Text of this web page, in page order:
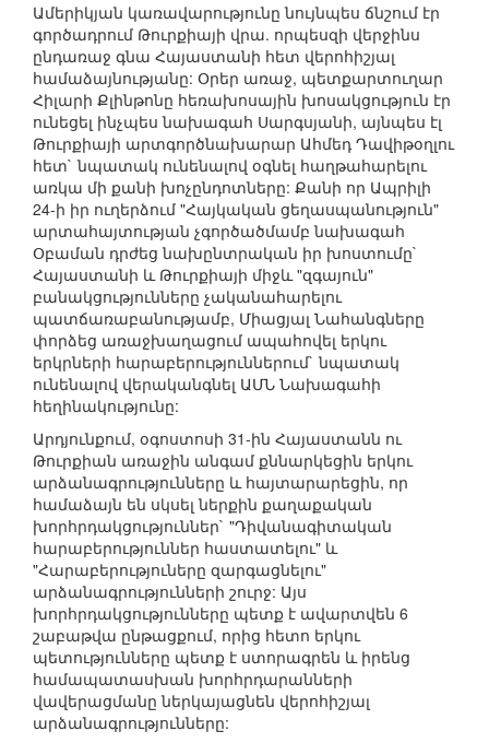
Ամերիկյան կառավարությունը նույնպես ճնշում էր
գործադրում Թուրքիայի վրա. որպեսզի վերջինս
ընդառաջ գնա Հայաստանի հետ վերոհիշյալ
համաձայնությանը: Օրեր առաջ, պետքարտուղար
Հիլարի Քլինթոնը հեռախոսային խոսակցություն էր
ունեցել ինչպես նախագահ Սարգսյանի, այնպես էլ
Թուրքիայի արտգործնախարար Ահմեդ Դավիթօղլու
հետ` նպատակ ունենալով օգնել հաղթահարելու
առկա մի քանի խոչընդոտները: Քանի որ Ապրիլի
24-ի իր ուղերձում "Հայկական ցեղասպանություն"
արտահայտության չգործածմամբ նախագահ
Օբաման դրժեց նախընտրական իր խոստումը`
Հայաստանի և Թուրքիայի միջև "զգայուն"
բանակցությունները չականահարելու
պատճառաբանությամբ, Միացյալ Նահանգները
փորձեց առաջխաղացում ապահովել երկու
երկրների հարաբերություններում` նպատակ
ունենալով վերականգնել ԱՄՆ Նախագահի
հեղինակությունը:
Արդյունքում, օգոստոսի 31-ին Հայաստանն ու
Թուրքիան առաջին անգամ քննարկեցին երկու
արձանագրությունները և հայտարարեցին, որ
համաձայն են սկսել ներքին քաղաքական
խորհրդակցություններ` "Դիվանագիտական
հարաբերություններ հաստատելու" և
"Հարաբերություները զարգացնելու"
արձանագրությունների շուրջ: Այս
խորհրդակցությունները պետք է ավարտվեն 6
շաբաթվա ընթացքում, որից հետո երկու
պետությունները պետք է ստորագրեն և իրենց
համապատասխան խորհրդարանների
վավերացմանը ներկայացնեն վերոհիշյալ
արձանագրությունները: